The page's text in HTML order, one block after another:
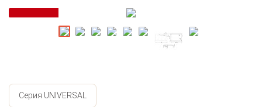
Серия UNIVERSAL